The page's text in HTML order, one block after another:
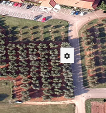
-
9.8)
A global health
across Europe and